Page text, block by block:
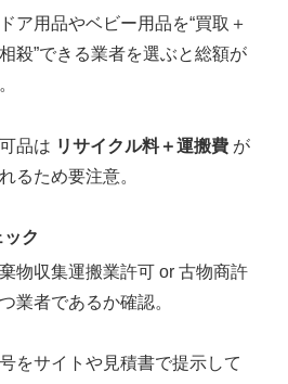
ア用品やベビー用品を“買取＋
殺”できる業者を選ぶと総額が
品は リサイクル料＋運搬費が
るため要注意。
ク
物収集運搬業許可 or 古物商許
業者であるか確認。
をサイトや見積書で提示して